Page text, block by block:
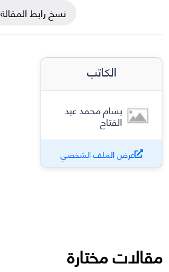
نسخ رابط المقالة
الكاتب
بسام محمد عبد
الفتاح
عرض الملف الشخصي
مقالات مختارة